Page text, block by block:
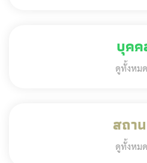
บุคค
ดูทั้งหมด
สถา
ดูทั้งหมด